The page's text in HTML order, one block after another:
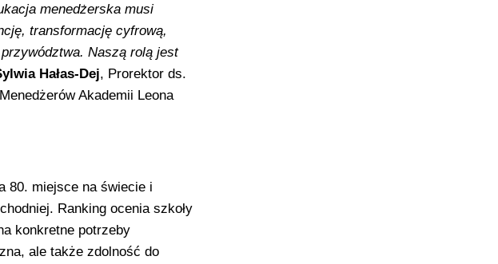
menedżerska musi
transformację cyfrową,
Naszą rolą jest
Hałas-Dej, Prorektor ds.
Akademii Leona
80. miejsce na świecie i
Ranking ocenia szkoły
konkretne potrzeby
ale także zdolność do